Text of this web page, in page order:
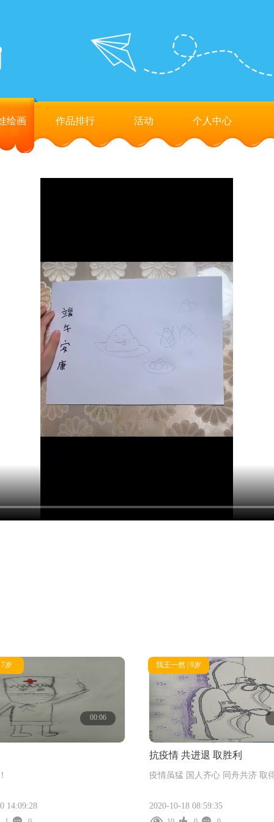
绘画 作品排行 活动 个人中心
岁
00:06
14:09:28
我王一然 | 9岁
抗疫情 共进退 取胜利
疫情虽猛 国人齐心 同舟共济 取
2020-10-18 08:59:35